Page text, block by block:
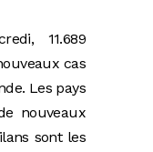
11.689
cas
Les pays
nouveaux
sont les